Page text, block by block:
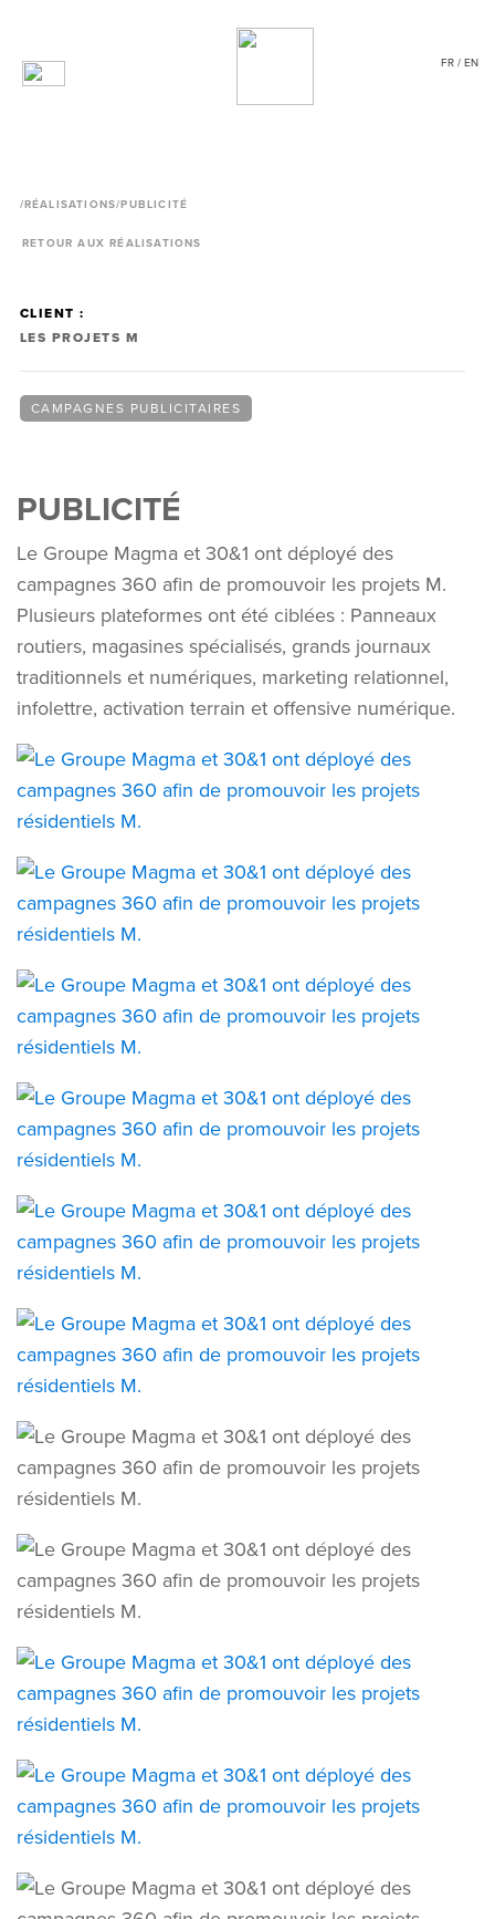
FR / EN
L’AGENCE
SERVICES
RÉALISATIONS
MANIFESTO
NOUVELLES
/RÉALISATIONS/PUBLICITÉ
RETOUR AUX RÉALISATIONS
CLIENT :
LES PROJETS M
CAMPAGNES PUBLICITAIRES
PUBLICITÉ
Le Groupe Magma et 30&1 ont déployé des
campagnes 360 afin de promouvoir les projets M.
Plusieurs plateformes ont été ciblées : Panneaux
routiers, magasines spécialisés, grands journaux
traditionnels et numériques, marketing relationnel,
infolettre, activation terrain et offensive numérique.